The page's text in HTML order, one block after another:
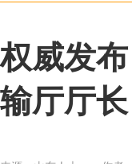
权威发
输厅厅长